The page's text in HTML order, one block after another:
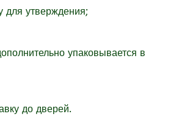
для утверждения;
упаковывается в
до дверей.